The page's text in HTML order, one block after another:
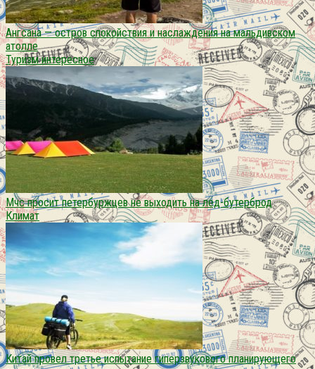
Ангсана — остров спокойствия и наслаждения на мальдивском
атолле
Туризм интересное
Мчс просит петербуржцев не выходить на лед-бутерброд
Климат
Китай провел третье испытание гиперзвукового планирующего